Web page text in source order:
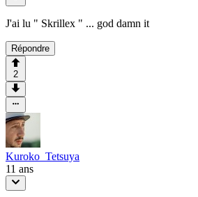
J'ai lu " Skrillex " ... god damn it
Répondre
2
Kuroko_Tetsuya
11 ans